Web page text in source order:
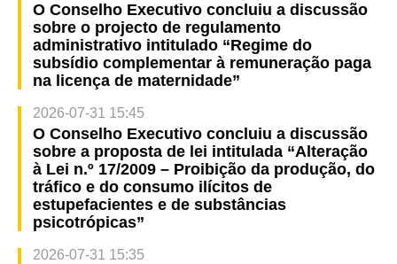
O Conselho Executivo concluiu a discussão
sobre o projecto de regulamento
administrativo intitulado “Regime do
subsídio complementar à remuneração paga
na licença de maternidade”
2026-07-31 15:45
O Conselho Executivo concluiu a discussão
sobre a proposta de lei intitulada “Alteração
à Lei n.º 17/2009 – Proibição da produção, do
tráfico e do consumo ilícitos de
estupefacientes e de substâncias
psicotrópicas”
2026-07-31 15:35